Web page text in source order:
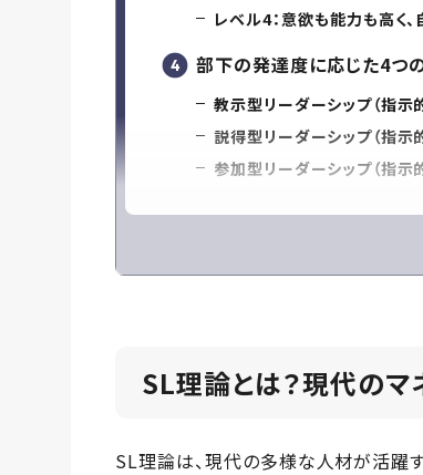
レベル4：意欲も能力も高く
部下の発達度に応じた4つ
教示型リーダーシップ（指示
説得型リーダーシップ（指示
参加型リーダーシップ（指示
SL理論とは？現代の
SL理論は、現代の多様な人材が活躍